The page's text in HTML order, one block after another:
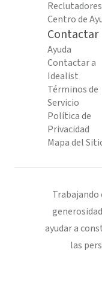
Reclutadores
Centro de
Contactar
Ayuda
Contactar a
Idealist
Términos de
Servicio
Política de
Privacidad
Mapa del
ayudar a
las